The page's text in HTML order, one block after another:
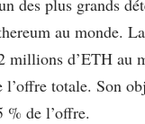
au monde.
millions d’ETH au
l’offre totale. Son
% de l’offre.